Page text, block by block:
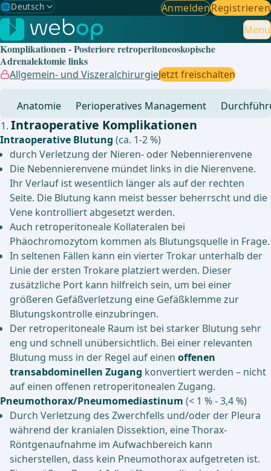
🌐Deutsch
Gewählte Sprache: Deutsch
🇩🇪 Deutsch ✓
🇬🇧English
🇪🇸Spanisch
🇧🇷Brasilianisch
AnmeldenRegistrieren
Menu
Komplikationen - Posteriore retroperitoneoskopische
Adrenalektomie links
Allgemein- und ViszeralchirurgieJetzt freischalten
Anatomie Perioperatives Management
Intraoperative Komplikationen
Intraoperative Blutung (ca. 1-2 %)
durch Verletzung der Nieren- oder Nebennierenvene
Die Nebennierenvene mündet links in die Nierenvene.
Ihr Verlauf ist wesentlich länger als auf der rechten
Seite. Die Blutung kann meist besser beherrscht und die
Vene kontrolliert abgesetzt werden.
Auch retroperitoneale Kollateralen bei
Phäochromozytom kommen als Blutungsquelle in Frage.
In seltenen Fällen kann ein vierter Trokar unterhalb der
Linie der ersten Trokare platziert werden. Dieser
zusätzliche Port kann hilfreich sein, um bei einer
größeren Gefäßverletzung eine Gefäßklemme zur
Blutungskontrolle einzubringen.
Der retroperitoneale Raum ist bei starker Blutung sehr
eng und schnell unübersichtlich. Bei einer relevanten
Blutung muss in der Regel auf einen offenen
transabdominellen Zugang konvertiert werden – nicht
auf einen offenen retroperitonealen Zugang.
Pneumothorax/Pneumomediastinum (< 1 % - 3,4 %)
Durch Verletzung des Zwerchfells und/oder der Pleura
während der kranialen Dissektion, eine Thorax-
Röntgenaufnahme im Aufwachbereich kann
sicherstellen, dass kein Pneumothorax aufgetreten ist.